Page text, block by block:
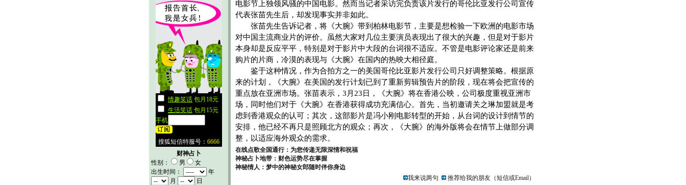
财神占卜
性别：
男
女
出生时间：
年
月
日
电影节上独领风骚的中国电影。然而当记者采访完负责该片发行的哥伦比亚发行公司宣传
代表张苗先生后，却发现事实并非如此。
张苗先生告诉记者，将《大腕》带到柏林电影节，主要是想检验一下欧洲的电影市场
对中国主流商业片的评价。虽然大家对几位主要演员表现出了很大的兴趣，但是对于影片
本身却是反应平平，特别是对于影片中大段的台词很不适应。不管是电影评论家还是前来
购片的片商，冷漠的表现与《大腕》在国内的热映大相径庭。
鉴于这种情况，作为合拍方之一的美国哥伦比亚影片发行公司只好调整策略。根据原
来的计划，《大腕》在美国的发行计划已到了重新剪辑预告片的阶段，现在将会把宣传的
重点放在亚洲市场。张苗表示，3月23日，《大腕》将在香港公映，公司极度重视亚洲市
场，同时他们对于《大腕》在香港获得成功充满信心。首先，当初邀请关之琳加盟就是考
虑到香港观众的认可；其次，这部影片是冯小刚电影转型的开始，从台词的设计到情节的
安排，他已经不再只是照顾北方的观众；再次，《大腕》的海外版将会在情节上做部分调
整，以适应海外观众的需求。
在线点歌全国通行：为您传递无限深情和祝福
神秘占卜地带：财色运势尽在掌握
神秘情人：梦中的神秘女郎随时伴你身边
我来说两句
推荐给我的朋友（短信或Email）